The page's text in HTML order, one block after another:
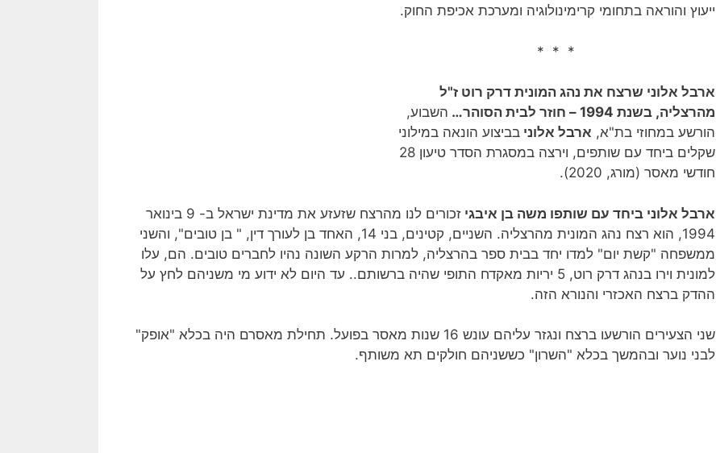
ייעוץ והוראה בתחומי קרימינולוגיה ומערכת אכיפת החוק.
* * *
ארבל אלוני שרצח את נהג המונית דרק רוט ז"ל
מהרצליה, בשנת 1994 – חוזר לבית הסוהר…
השבוע,
הורשע במחוזי בת"א, ארבל אלוני בביצוע הונאה במילוני
שקלים ביחד עם שותפים, וירצה במסגרת הסדר טיעון 28
חודשי מאסר (מורג, 2020).
ארבל אלוני ביחד עם שותפו משה בן איבגי
זכורים לנו מהרצח שזעזע את מדינת ישראל ב- 9 בינואר
1994, הוא רצח נהג המונית מהרצליה. השניים, קטינים, בני 14, האחד בן לעורך דין, " בן טובים", והשני
ממשפחה "קשת יום" למדו יחד בבית ספר בהרצליה, למרות הרקע השונה נהיו לחברים טובים. הם, עלו
למונית וירו בנהג דרק רוט, 5 יריות מאקדח התופי שהיה ברשותם.. עד היום לא ידוע מי משניהם לחץ על
ההדק ברצח האכזרי והנורא הזה.
שני הצעירים הורשעו ברצח ונגזר עליהם עונש 16 שנות מאסר בפועל. תחילת מאסרם היה בכלא "אופק"
לבני נוער ובהמשך בכלא "השרון" כששניהם חולקים תא משותף.